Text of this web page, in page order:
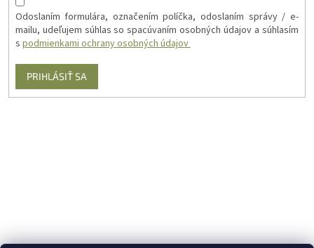
Odoslaním formulára, označením políčka, odoslaním správy / e-
mailu, udeľujem súhlas so spacúvaním osobných údajov a súhlasím
s podmienkami ochrany osobných údajov
PRIHLÁSIŤ SA